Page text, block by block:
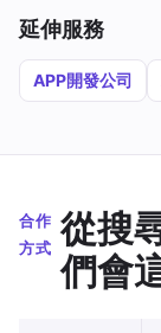
延伸服務
APP開發公司
合作
方式 從搜
們會